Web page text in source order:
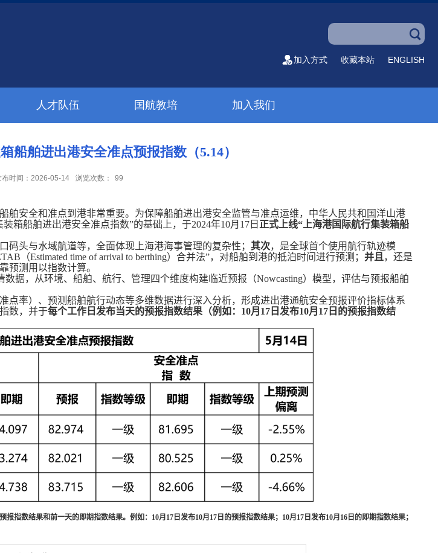
加入方式 收藏本站 ENGLISH
人才队伍 国航教培 加入我们
船舶进出港安全准点预报指数（5.14）
布时间：2026-05-14 浏览次数： 99
安全和准点到港非常重要。为保障船舶进出港安全监管与准点运维，中华人民共和国洋山港
箱船舶进出港安全准点指数”的基础上，于2024年10月 17 日 正式上线“上海港国际航行集装箱船
码头与水域航道等，全面体现上海港海事管理的复杂性； 其次，是全球首个使用航行轨迹模
（Estimated time of arrival to berthing）合并法”，对船舶到港的抵泊时间进行预测； 并且 ，还是
预测用以指数计算。
据，从环境、船舶、航行、管理四个维度构建临近预报（Nowcasting）模型，评估与预报船舶
率）、预测船舶航行动态等多维数据进行深入分析，形成进出港通航安全预报评价指标体系
数，并于每个工作日发布当天的预报指数结果（例如： 10月 17 日发布10月 17 日的预报指数结
指数结果和前一天的即期指数结果。例如： 10月 17 日发布10月 17 日的预报指数结果； 10月 17 日发布10月 16 日的即期指数结果；